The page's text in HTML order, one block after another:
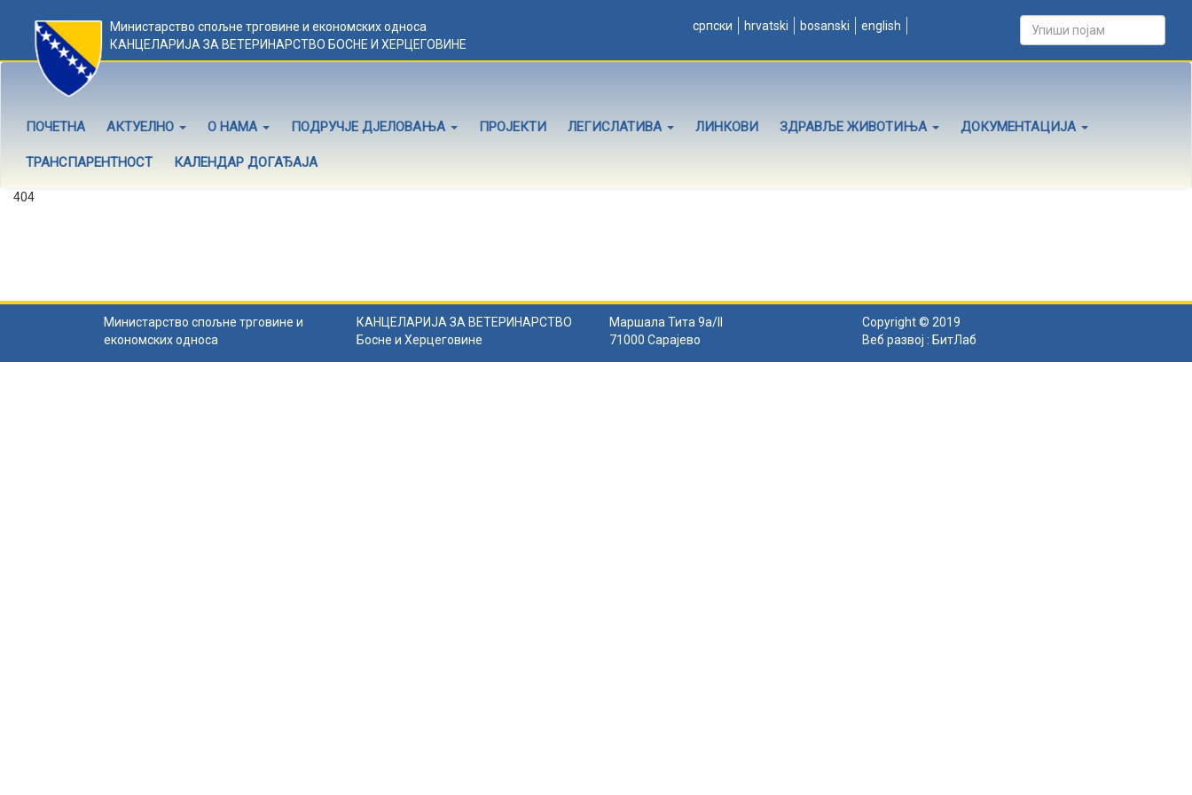
Министарство спољне трговине и економских односа
КАНЦЕЛАРИЈА ЗА ВЕТЕРИНАРСТВО БОСНЕ И ХЕРЦЕГОВИНЕ
српски hrvatski bosanski english
ПОЧЕТНА АКТУЕЛНО О НАМА ПОДРУЧЈЕ ДЈЕЛОВАЊА ПРОЈЕКТИ ЛЕГИСЛАТИВА ЛИНКОВИ ЗДРАВЉЕ ЖИВОТИЊА ДОКУМЕНТАЦИЈА
ТРАНСПАРЕНТНОСТ КАЛЕНДАР ДОГАЂАЈА
404
Министарство спољне трговине и
економских односа
КАНЦЕЛАРИЈА ЗА ВЕТЕРИНАРСТВО
Босне и Херцеговине
Маршала Тита 9а/II
71000 Сарајево
Copyright © 2019
Веб развој : БитЛаб